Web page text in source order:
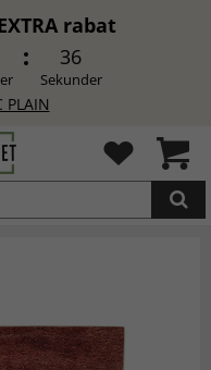
rabat
35
Sekunder
PLAIN